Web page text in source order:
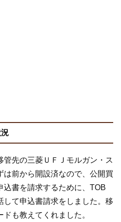
管先の三菱ＵＦＪモルガン・ス
は前から開設済なので、公開買
込書を請求するために、TOB
して申込書請求をしました。移
も教えてくれました。